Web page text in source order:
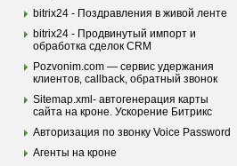
bitrix24 - Поздравления в живой ленте
bitrix24 - Продвинутый импорт и
обработка сделок CRM
Pozvonim.com — сервис удержания
клиентов, callback, обратный звонок
Sitemap.xml- автогенерация карты
сайта на кроне. Ускорение Битрикс
Авторизация по звонку Voice Password
Агенты на кроне